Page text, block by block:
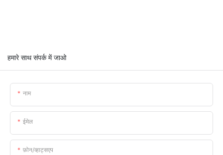
हमारे साथ संपर्क में जाओ
नाम
ईमेल
फ़ोन/व्हाट्सएप